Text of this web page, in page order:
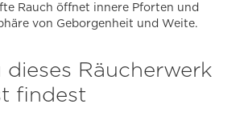
Rauch öffnet innere Pforten und
von Geborgenheit und Weite.
Räucherwerk
findest